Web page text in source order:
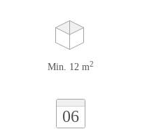
Min. 12 m2
06